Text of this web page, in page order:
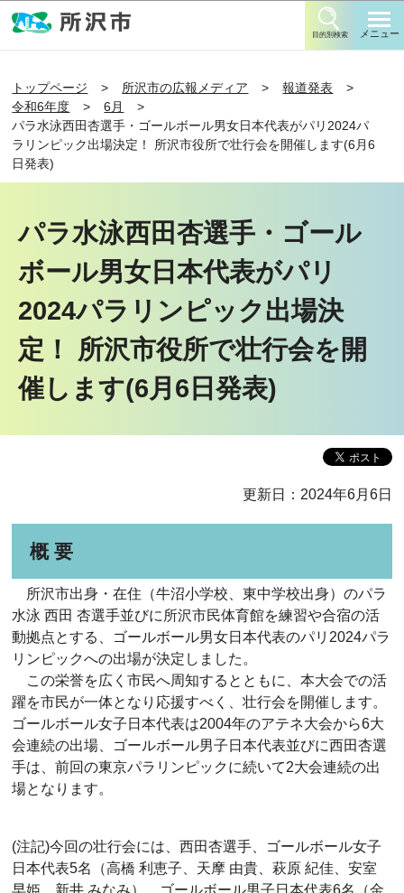
目的別検索 メニュー
トップページ 所沢市の広報メディア
報道発表
令和6年度
6月
パラ水泳西田杏選手・ゴールボール男女日本代表がパリ2024パ
ラリンピック出場決定！ 所沢市役所で壮行会を開催します(6月6
日発表)
パラ水泳西田杏選手・ゴール
ボール男女日本代表がパリ
2024パラリンピック出場決
定！ 所沢市役所で壮行会を開
催します(6月6日発表)
更新日：2024年6月6日
概 要
所沢市出身・在住（牛沼小学校、東中学校出身）のパラ
水泳 西田 杏選手並びに所沢市民体育館を練習や合宿の活
動拠点とする、ゴールボール男女日本代表のパリ2024パラ
リンピックへの出場が決定しました。
この栄誉を広く市民へ周知するとともに、本大会での活
躍を市民が一体となり応援すべく、壮行会を開催します。
ゴールボール女子日本代表は2004年のアテネ大会から6大
会連続の出場、ゴールボール男子日本代表並びに西田杏選
手は、前回の東京パラリンピックに続いて2大会連続の出
場となります。
(注記)今回の壮行会には、西田杏選手、ゴールボール女子
日本代表5名（高橋 利恵子、天摩 由貴、萩原 紀佳、安室
早姫、新井 みなみ）、ゴールボール男子日本代表6名（金